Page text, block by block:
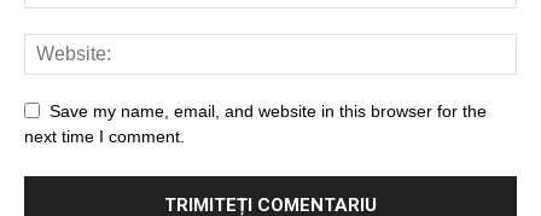
Save my name, email, and website in this browser for the
next time I comment.